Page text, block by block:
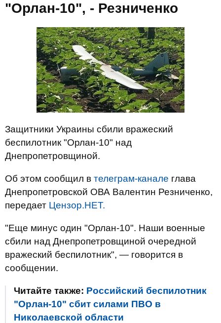
"Орлан-10", - Резниченко
Защитники Украины сбили вражеский
беспилотник "Орлан-10" над
Днепропетровщиной.
Об этом сообщил в телеграм-канале глава
Днепропетровской ОВА Валентин Резниченко,
передает Цензор.НЕТ.
"Еще минус один "Орлан-10". Наши военные
сбили над Днепропетровщиной очередной
вражеский беспилотник", — говорится в
сообщении.
Читайте также: Российский беспилотник
"Орлан-10" сбит силами ПВО в
Николаевской области